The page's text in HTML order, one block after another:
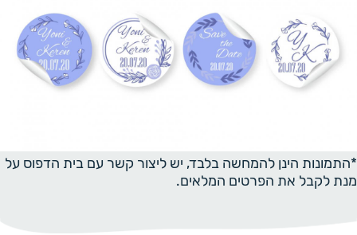
*התמונות הינן להמחשה בלבד, יש ליצור קשר עם בית הדפוס על
מנת לקבל את הפרטים המלאים.